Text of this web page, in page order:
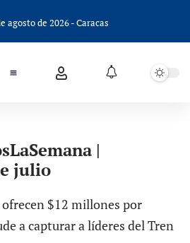
agosto de 2026 - Caracas
|
julio